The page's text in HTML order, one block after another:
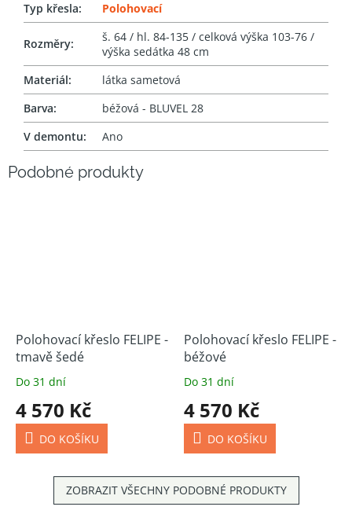
Typ křesla: Polohovací
Rozměry:
š. 64 / hl. 84-135 / celková výška 103-76 /
výška sedátka 48 cm
Materiál:
látka sametová
Barva:
béžová - BLUVEL 28
V demontu: Ano
Polohovací křeslo FELIPE -
tmavě šedé
Do 31 dní
4 570 Kč
DO KOŠÍKU
Polohovací křeslo FELIPE -
béžové
Do 31 dní
4 570 Kč
DO KOŠÍKU
ZOBRAZIT VŠECHNY PODOBNÉ PRODUKTY